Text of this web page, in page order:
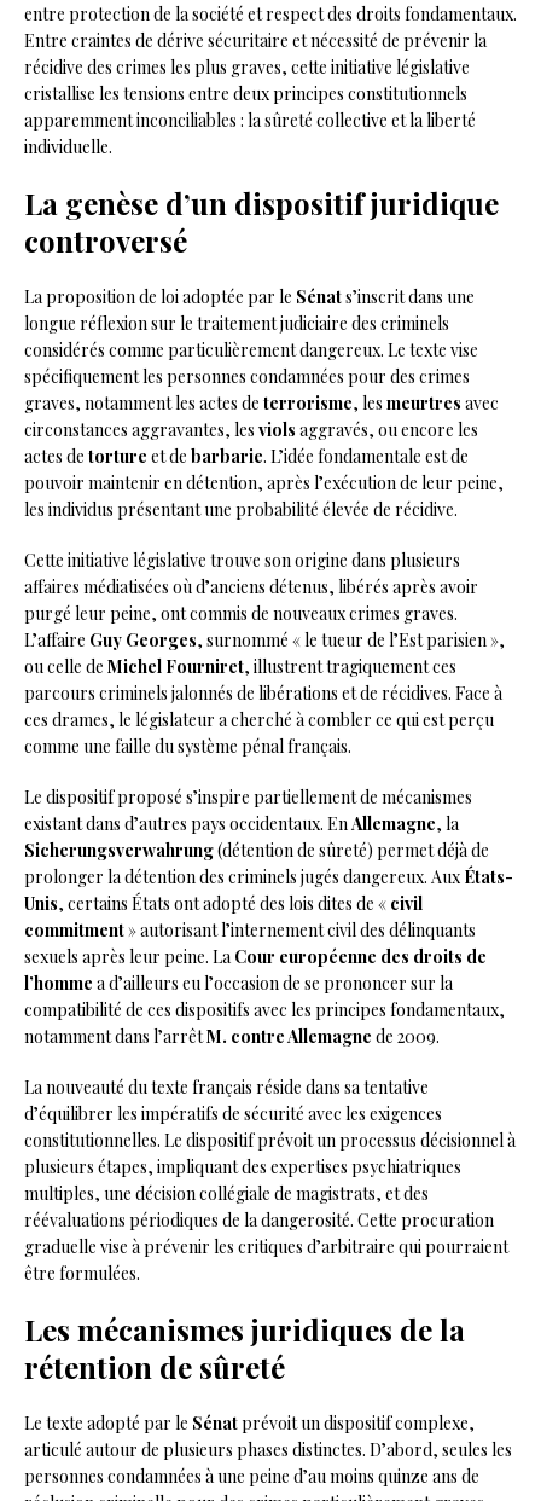
entre protection de la société et respect des droits fondamentaux.
Entre craintes de dérive sécuritaire et nécessité de prévenir la
récidive des crimes les plus graves, cette initiative législative
cristallise les tensions entre deux principes constitutionnels
apparemment inconciliables : la sûreté collective et la liberté
individuelle.
La genèse d’un dispositif juridique
controversé
La proposition de loi adoptée par le Sénats’inscrit dans une
longue réflexion sur le traitement judiciaire des criminels
considérés comme particulièrement dangereux. Le texte vise
spécifiquement les personnes condamnées pour des crimes
graves, notamment les actes de terrorisme, les meurtres avec
circonstances aggravantes, les viols aggravés, ou encore les
actes de torture et de barbarie. L’idée fondamentale est de
pouvoir maintenir en détention, après l’exécution de leur peine,
les individus présentant une probabilité élevée de récidive.
Cette initiative législative trouve son origine dans plusieurs
affaires médiatisées où d’anciens détenus, libérés après avoir
purgé leur peine, ont commis de nouveaux crimes graves.
L’affaire Guy Georges, surnommé « le tueur de l’Est parisien »,
ou celle de Michel Fourniret, illustrent tragiquement ces
parcours criminels jalonnés de libérations et de récidives. Face à
ces drames, le législateur a cherché à combler ce qui est perçu
comme une faille du système pénal français.
Le dispositif proposé s’inspire partiellement de mécanismes
existant dans d’autres pays occidentaux. En Allemagne, la
Sicherungsverwahrung(détention de sûreté) permet déjà de
prolonger la détention des criminels jugés dangereux. Aux États-
Unis, certains États ont adopté des lois dites de « civil
commitment» autorisant l’internement civil des délinquants
sexuels après leur peine. La Cour européenne des droits de
l’homme a d’ailleurs eu l’occasion de se prononcer sur la
compatibilité de ces dispositifs avec les principes fondamentaux,
notamment dans l’arrêtM. contre Allemagne de 2009.
La nouveauté du texte français réside dans sa tentative
d’équilibrer les impératifs de sécurité avec les exigences
constitutionnelles. Le dispositif prévoit un processus décisionnel à
plusieurs étapes, impliquant des expertises psychiatriques
multiples, une décision collégiale de magistrats, et des
réévaluations périodiques de la dangerosité. Cette procuration
graduelle vise à prévenir les critiques d’arbitraire qui pourraient
être formulées.
Les mécanismes juridiques de la
rétention de sûreté
Le texte adopté par le Sénatprévoit un dispositif complexe,
articulé autour de plusieurs phases distinctes. D’abord, seules les
personnes condamnées à une peine d’au moins quinze ans de